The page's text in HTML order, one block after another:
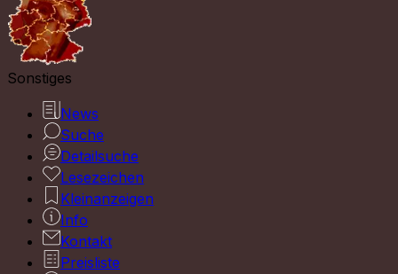
Sonstiges
News
Suche
Detailsuche
Lesezeichen
Kleinanzeigen
Info
Kontakt
Preisliste